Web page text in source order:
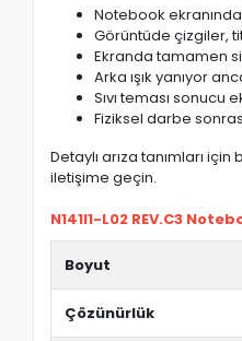
Notebook
Görüntüde çizgiler,
Ekranda tamamen
Arka ışık yanıyor
Sıvı teması
Fiziksel darbe
Detaylı arıza tanımları
iletişime geçin.
N141I1-L02 REV.C3
Boyut
Çözünürlük